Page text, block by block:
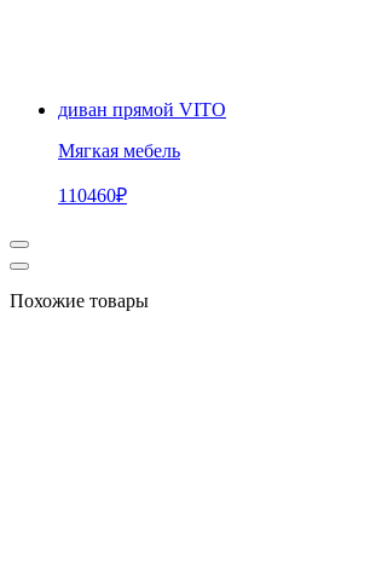
диван прямой VITO
Мягкая мебель
110460₽
Похожие товары